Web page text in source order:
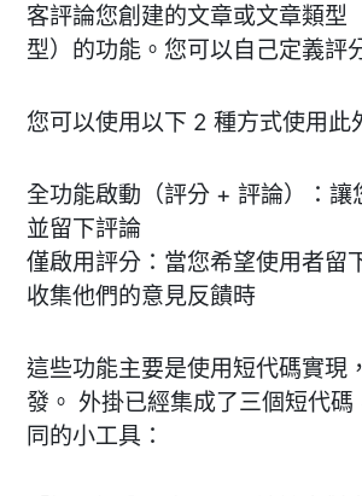
客評論您創建的文章或文章類型
型）的功能。您可以自己定義評
您可以使用以下 2 種方式使用此
全功能啟動（評分 + 評論）：讓
並留下評論
僅啟用評分：當您希望使用者留
收集他們的意見反饋時
這些功能主要是使用短代碼實現
發。 外掛已經集成了三個短代碼
同的小工具：